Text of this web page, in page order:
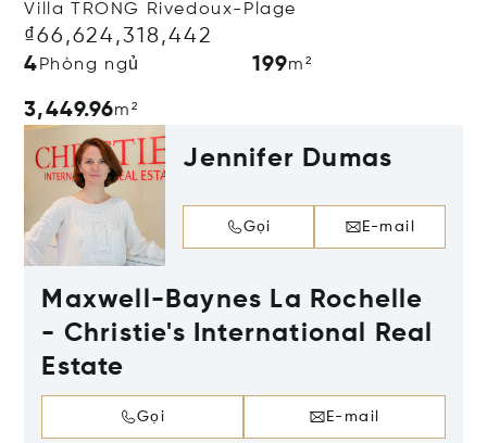
Villa TRONG Rivedoux-Plage
₫66,624,318,442
4 Phòng ngủ 199m²
3,449.96m²
Jennifer Dumas
Gọi E-mail
Maxwell-Baynes La Rochelle
- Christie's International Real
Estate
Gọi E-mail